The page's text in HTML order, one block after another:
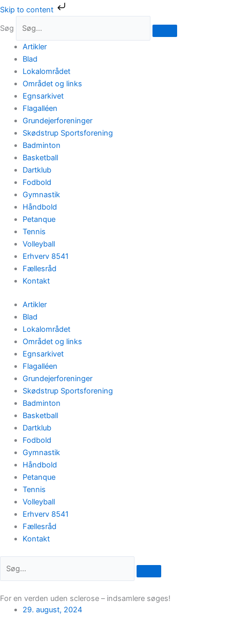
Skip to content
Gå
indholdet
Søg
Artikler
Blad
Lokalområdet
Området og links
Egnsarkivet
Flagalléen
Grundejerforeninger
Skødstrup Sportsforening
Badminton
Basketball
Dartklub
Fodbold
Gymnastik
Håndbold
Petanque
Tennis
Volleyball
Erhverv 8541
Fællesråd
Kontakt
Artikler
Blad
Lokalområdet
Området og links
Egnsarkivet
Flagalléen
Grundejerforeninger
Skødstrup Sportsforening
Badminton
Basketball
Dartklub
Fodbold
Gymnastik
Håndbold
Petanque
Tennis
Volleyball
Erhverv 8541
Fællesråd
Kontakt
For en verden uden sclerose – indsamlere søges!
29. august, 2024